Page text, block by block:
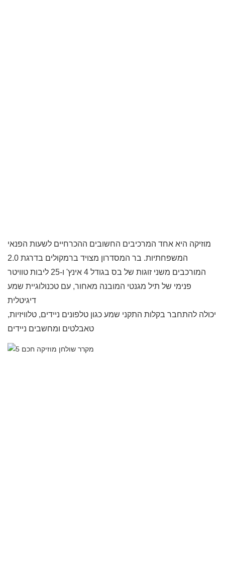
מוזיקה היא אחד המרכיבים החשובים ההכרחיים לשעות הפנאי
המשפחתיות. בר המסדרון מצויד ברמקולים בדרגת 2.0 HIFI
המורכבים משני זוגות של בס בגודל 4 אינץ' ו-25 ליבות טוויטר
פנימי של תיל מגנטי המובנה מאחור, עם טכנולוגיית שמע
דיגיטלית DSP מקצועית ואיכות גבוהה מערכת Bluetooth 4.0
יכולה להתחבר בקלות התקני שמע כגון טלפונים ניידים, טלוויזיות,